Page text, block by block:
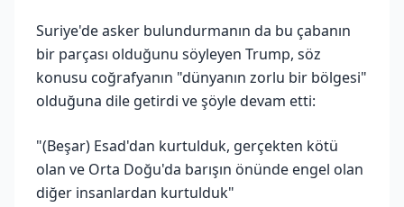
Suriye'de asker bulundurmanın da bu çabanın
bir parçası olduğunu söyleyen Trump, söz
konusu coğrafyanın "dünyanın zorlu bir bölgesi"
olduğuna dile getirdi ve şöyle devam etti:
"(Beşar) Esad'dan kurtulduk, gerçekten kötü
olan ve Orta Doğu'da barışın önünde engel olan
diğer insanlardan kurtulduk"